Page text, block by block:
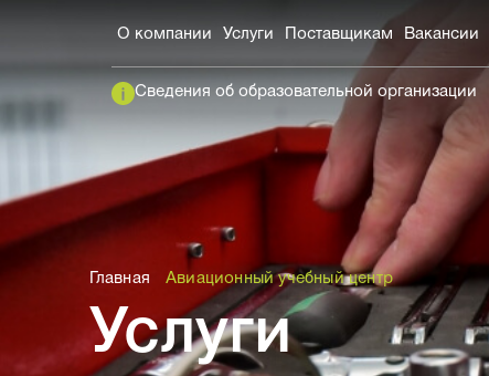
О компании Услуги Поставщикам Вакансии
Сведения об образовательной организации
Главная Авиационный учебный центр
Услуги